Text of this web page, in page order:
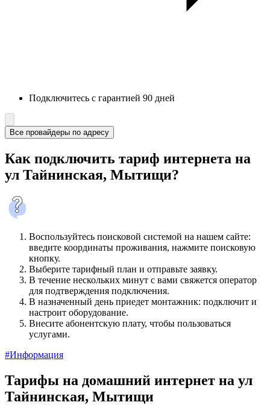
Подключитесь с гарантией 90 дней
Все провайдеры по адресу
Как подключить тариф интернета на
ул Тайнинская, Мытищи?
Воспользуйтесь поисковой системой на нашем сайте:
введите координаты проживания, нажмите поисковую
кнопку.
Выберите тарифный план и отправьте заявку.
В течение нескольких минут с вами свяжется оператор
для подтверждения подключения.
В назначенный день приедет монтажник: подключит и
настроит оборудование.
Внесите абонентскую плату, чтобы пользоваться
услугами.
#Информация
Тарифы на домашний интернет на ул
Тайнинская, Мытищи